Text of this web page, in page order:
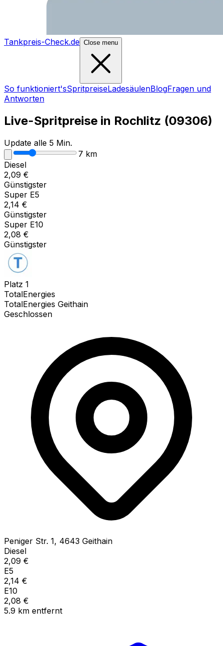
Tankpreis-Check.de Close menu
So funktioniert'sSpritpreiseLadesäulenBlogFragen und
Antworten
Live-Spritpreise in Rochlitz (09306)
Update alle 5 Min.
7 km
Diesel
2,09 €
Günstigster
Super E5
2,14 €
Günstigster
Super E10
2,08 €
Günstigster
Platz 1
TotalEnergies
TotalEnergies Geithain
Geschlossen
Peniger Str. 1, 4643 Geithain
Diesel
2,09 €
E5
2,14 €
E10
2,08 €
5.9 km entfernt